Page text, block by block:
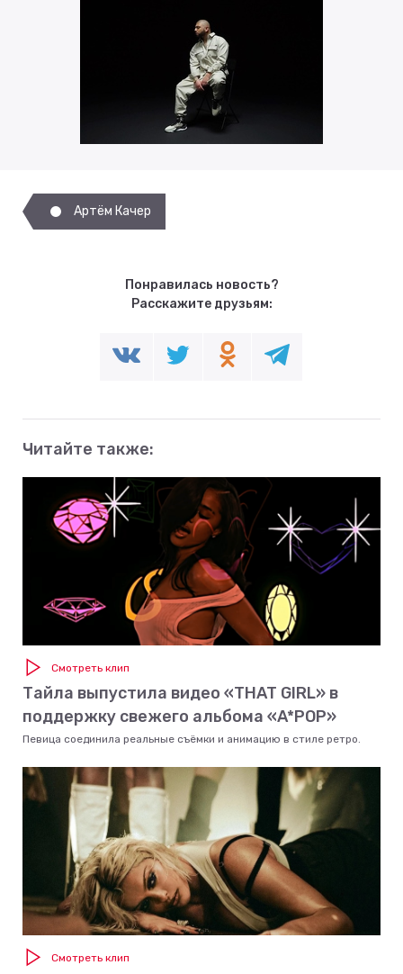
Артём Качер
Понравилась новость?
Расскажите друзьям:
Читайте также:
Смотреть клип
Тайла выпустила видео «THAT GIRL» в
поддержку свежего альбома «A*POP»
Певица соединила реальные съёмки и анимацию в стиле ретро.
Смотреть клип